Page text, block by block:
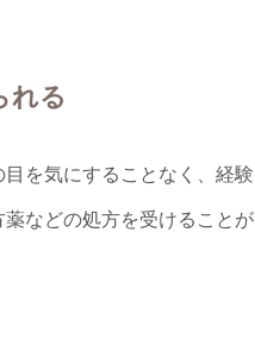
れる
を気にすることなく、経験
などの処方を受けることが